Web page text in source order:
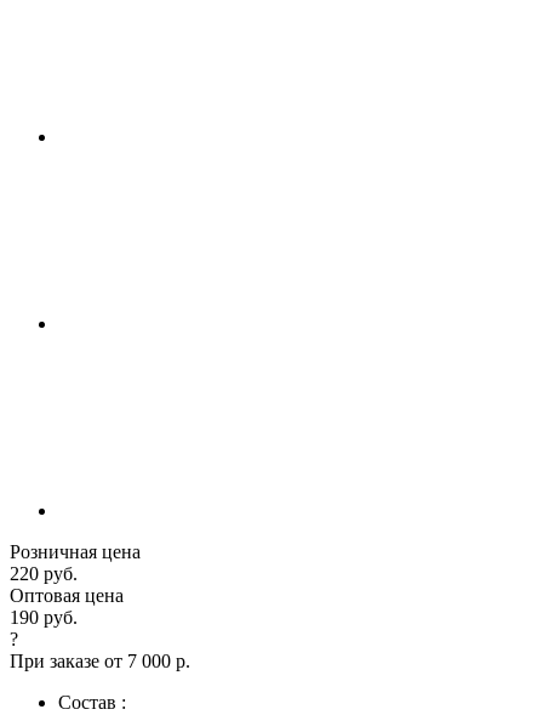
Розничная цена
220 руб.
Оптовая цена
190 руб.
?
При заказе от 7 000 р.
Состав :